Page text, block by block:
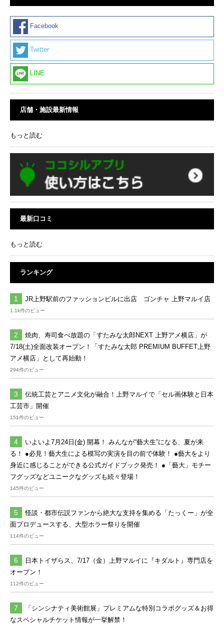
Facebook
Twitter
LINE
店舗・施設最新情報
もっと読む
最新口コミ
もっと読む
ランキング
JR上野駅前のファッションビルに出店 ゴンチャ 上野マルイ店
1.1k件のビュー
焼肉、寿司食べ放題の「すたみな太郎NEXT 上野アメ横店」が
7/18(土)全面改装オープン！「すたみな太郎 PREMIUM BUFFET上野
アメ横店」として再始動！
294件のビュー
伝統工芸とアニメ文化が融合！上野マルイで「セル画体験と日本
工芸市」開催
151件のビュー
いよいよ7月24日(金) 開幕！ みんなが“藝大生”になる、夏が来
る！ ●必見！藝大生による模写の実演を目の前で体験！ ●藝大をより
身近に感じることができる公式ガイドブック発売！ ●「藝大」モチー
フグッズなどユニークなグッズも続々登場！
145件のビュー
怪談・都市伝説ファンから絶大な支持を集める「たっくー」が全
面プロデュースする、大型ホラー祭りを開催
114件のビュー
日本トイザらス、7/17（金）上野マルイに『キダルト』専門店を
オープン！
112件のビュー
「シンシナティ美術館展」プレミアムな特別コラボグッズ＆お得
なスペシャルチケット情報が一挙解禁！